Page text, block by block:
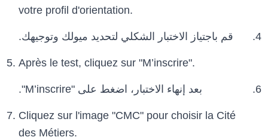
votre profil d'orientation.
قم باجتياز الاختبار الشكلي لتحديد ميولك وتوجيهك.
Après le test, cliquez sur "M’inscrire".
بعد إنهاء الاختبار، اضغط على "M’inscrire".
Cliquez sur l'image "CMC" pour choisir la Cité
des Métiers.